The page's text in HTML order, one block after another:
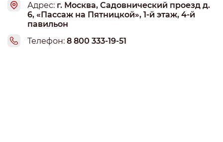
Адрес: г. Москва, Садовнический проезд д.
6, «Пассаж на Пятницкой», 1-й этаж, 4-й
павильон
Телефон: 8 800 333-19-51